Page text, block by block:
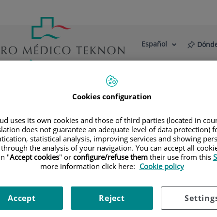
Selector
de
Idioma
Español
Blog
las vertebras cervicales de alta definición anatómica
cervicalgia sin/con irradiación a brazos, traumatismo.
Cookies configuration
uses its own cookies and those of third parties (located in
does not guarantee an adequate level of data protection)
statistical analysis, improving services and showing
the analysis of your navigation. You can accept all
"Accept cookies" or configure/refuse themtheir use from this
more information click here: Cookie policy
Reject
Accept